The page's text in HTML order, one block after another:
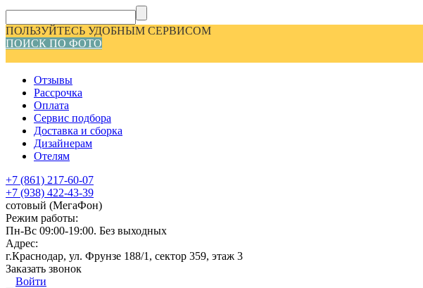
ПОЛЬЗУЙТЕСЬ УДОБНЫМ СЕРВИСОМ
ПОИСК ПО ФОТО
Отзывы
Рассрочка
Оплата
Сервис подбора
Доставка и сборка
Дизайнерам
Отелям
+7 (861) 217-60-07
+7 (938) 422-43-39
сотовый (МегаФон)
Режим работы:
Пн-Вс 09:00-19:00. Без выходных
Адрес:
г.Краснодар, ул. Фрунзе 188/1, сектор 359, этаж 3
Заказать звонок
Войти